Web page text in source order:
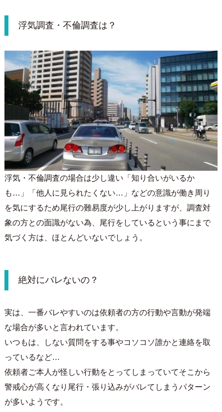
浮気調査・不倫調査は？
浮気・不倫調査の場合は少し違い「知り合いがいるか
も…」「他人に見られたくない…」などの意識が働き周り
を気にするため尾行の難易度が少し上がりますが、調査対
象の方との面識がない為、尾行をしているという事にまで
気づく方は、ほとんどいないでしょう。
絶対にバレないの？
実は、一番バレやすいのは依頼者の方の行動や言動が発端
な場合が多いと言われています。
いつもは、しない質問をする事やコソコソ誰かと連絡を取
っているなど…
依頼者ご本人が怪しい行動をとってしまっていてそこから
警戒心が高くなり尾行・張り込みがバレてしまうパターン
が多いようです。